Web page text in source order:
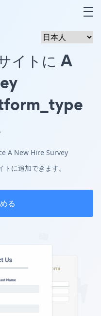
イトに A
A New Hire Survey
に追加できます。
る